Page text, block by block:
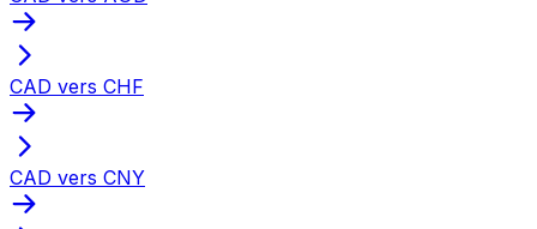
CAD vers CHF
CAD vers CNY